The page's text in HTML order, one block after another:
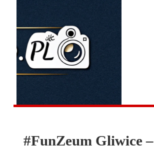
#FunZeum Gliwice –